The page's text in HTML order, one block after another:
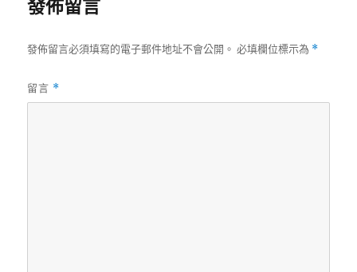
發佈留言
發佈留言必須填寫的電子郵件地址不會公開。 必填欄位標示為 *
留言 *